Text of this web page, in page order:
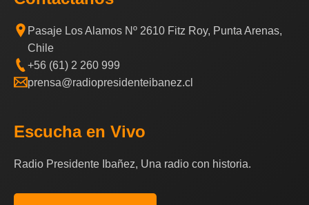
Pasaje Los Alamos Nº 2610 Fitz Roy, Punta Arenas,
Chile
+56 (61) 2 260 999
prensa@radiopresidenteibanez.cl
Escucha en Vivo
Radio Presidente Ibañez, Una radio con historia.